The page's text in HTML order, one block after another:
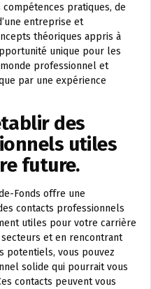
pratiques, de
entreprise et
théoriques appris à
unique pour les
professionnel et
par une expérience
des
utiles
future.
Fonds offre une
contacts professionnels
utiles pour votre carrière
et en rencontrant
potentiels, vous pouvez
solide qui pourrait vous
contacts peuvent vous